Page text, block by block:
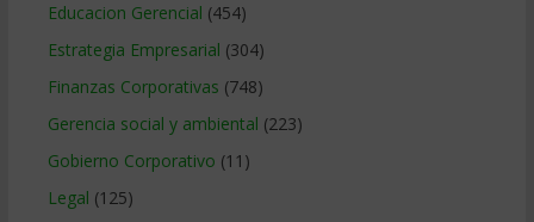
Educacion Gerencial (454)
Estrategia Empresarial (304)
Finanzas Corporativas (748)
Gerencia social y ambiental (223)
Gobierno Corporativo (11)
Legal (125)